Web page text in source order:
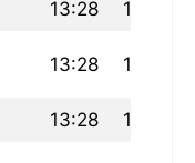
13:28 17:20
13:28 17:19
13:28 17:18